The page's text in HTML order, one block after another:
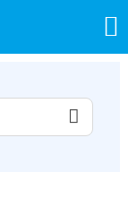

